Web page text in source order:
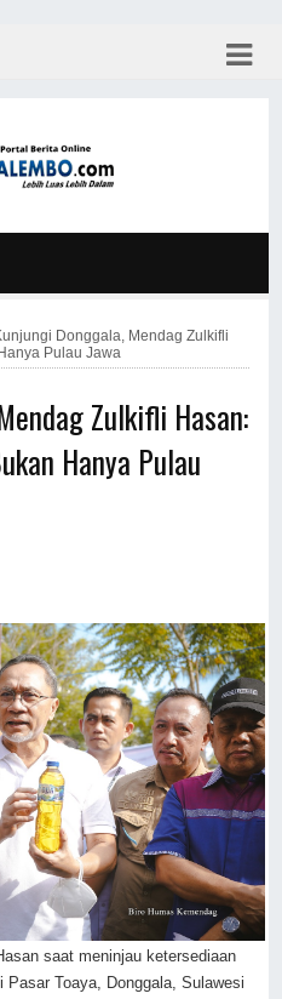
Donggala, Mendag Zulkifli
Pulau Jawa
Zulkifli Hasan:
Hanya Pulau
saat meninjau ketersediaan
Toaya, Donggala, Sulawesi